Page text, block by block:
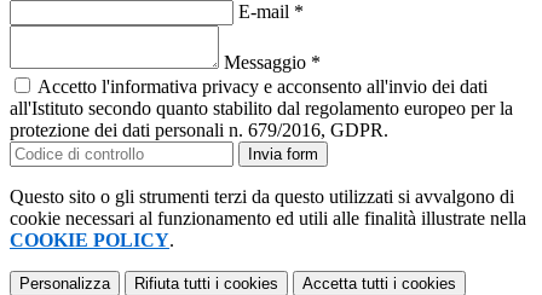
E-mail *
Messaggio *
Accetto l'informativa privacy e acconsento all'invio dei dati
all'Istituto secondo quanto stabilito dal regolamento europeo per la
protezione dei dati personali n. 679/2016, GDPR.
Invia form
Questo sito o gli strumenti terzi da questo utilizzati si avvalgono di
cookie necessari al funzionamento ed utili alle finalità illustrate nella
COOKIE POLICY.
Personalizza Rifiuta tutti i cookies Accetta tutti i cookies